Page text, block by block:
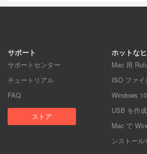
サポート
サポートセンター
チュートリアル
FAQ
ストア
ホットな
Mac 用
ISO ファ
Windows
USB を作
Mac で
ンストール